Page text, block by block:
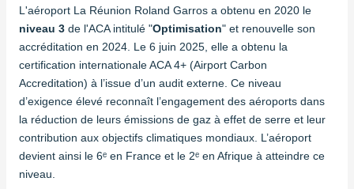
L'aéroport La Réunion Roland Garros a obtenu en 2020 le
niveau 3 de l'ACA intitulé "Optimisation" et renouvelle son
accréditation en 2024. Le 6 juin 2025, elle a obtenu la
certification internationale ACA 4+ (Airport Carbon
Accreditation) à l’issue d’un audit externe. Ce niveau
d’exigence élevé reconnaît l’engagement des aéroports dans
la réduction de leurs émissions de gaz à effet de serre et leur
contribution aux objectifs climatiques mondiaux. L’aéroport
devient ainsi le 6ᵉ en France et le 2ᵉ en Afrique à atteindre ce
niveau.